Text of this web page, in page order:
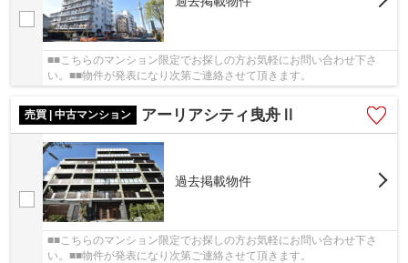
■■こちらのマンション限定でお探しの方お気軽にお問い合わせ下さ
い。■■物件が発表になり次第ご連絡させて頂きます。
売買 | 中古マンション アーリアシティ曳舟Ⅱ
過去掲載物件
■■こちらのマンション限定でお探しの方お気軽にお問い合わせ下さ
い。■■物件が発表になり次第ご連絡させて頂きます。